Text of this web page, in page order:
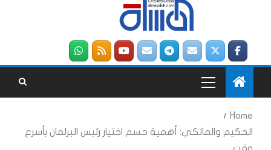
Home
الحكيم والمالكي: أهمية حسم اختيار رئيس البرلمان بأسرع